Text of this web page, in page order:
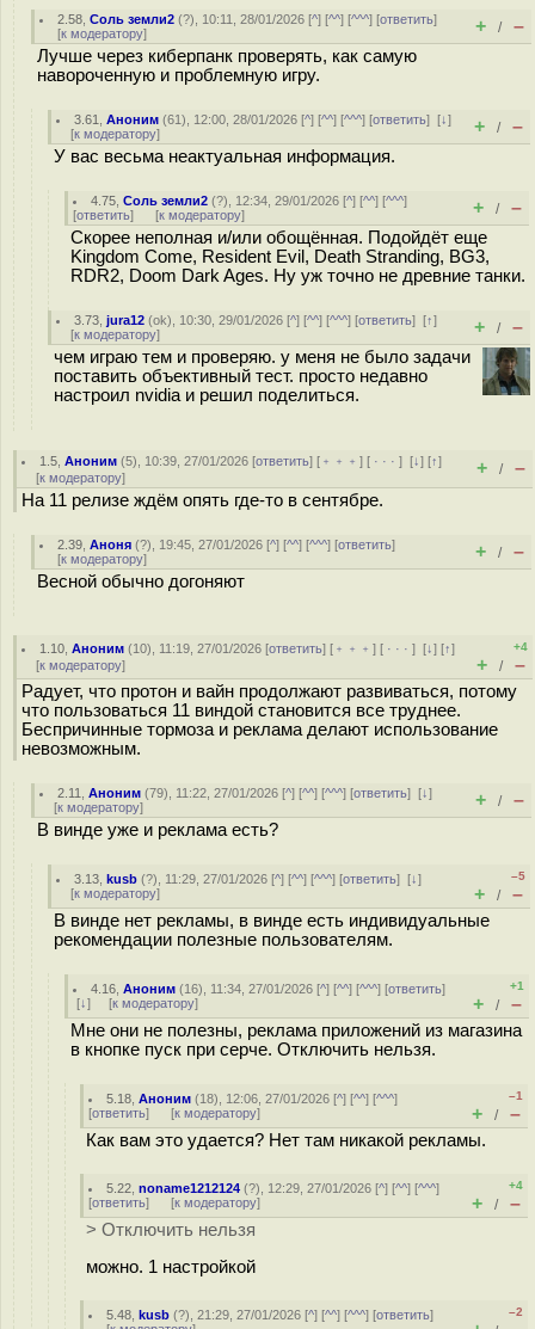
2.58 ,Соль земли2 (?), 10:11, 28/01/2026 [^] [^^] [^^^] [ответить]
[к модератору] + / –
Лучше через киберпанк проверять, как самую
навороченную и проблемную игру.
3.61 ,Аноним (61), 12:00, 28/01/2026 [^] [^^] [^^^] [ответить][↓]
[к модератору] + / –
У вас весьма неактуальная информация.
4.75 ,Соль земли2 (?), 12:34, 29/01/2026 [^] [^^] [^^^]
[ответить] [к модератору] + / –
Скорее неполная и/или обощённая. Подойдёт еще
Kingdom Come, Resident Evil, Death Stranding, BG3,
RDR2, Doom Dark Ages. Ну уж точно не древние танки.
3.73 ,jura12 (ok), 10:30, 29/01/2026 [^] [^^] [^^^] [ответить][↑]
[к модератору] + / –
чем играю тем и проверяю. у меня не было задачи
поставить объективный тест. просто недавно
настроил nvidia и решил поделиться.
1.5 ,Аноним (5), 10:39, 27/01/2026 [ответить] [ ﹢﹢﹢] [ · · ·][↓] [↑]
[к модератору] + / –
На 11 релизе ждём опять где-то в сентябре.
2.39 ,Аноня (?), 19:45, 27/01/2026 [^] [^^] [^^^] [ответить]
[к модератору] + / –
Весной обычно догоняют
1.10 ,Аноним (10), 11:19, 27/01/2026 [ответить] [ ﹢﹢﹢] [ · · ·][↓] [↑]
[к модератору]
+4
+ / –
Радует, что протон и вайн продолжают развиваться, потому
что пользоваться 11 виндой становится все труднее.
Беспричинные тормоза и реклама делают использование
невозможным.
2.11 ,Аноним (79), 11:22, 27/01/2026 [^] [^^] [^^^] [ответить][↓]
[к модератору] + / –
В винде уже и реклама есть?
3.13 ,kusb (?), 11:29, 27/01/2026 [^] [^^] [^^^] [ответить][↓]
[к модератору]
–5
+ / –
В винде нет рекламы, в винде есть индивидуальные
рекомендации полезные пользователям.
4.16 ,Аноним (16), 11:34, 27/01/2026 [^] [^^] [^^^] [ответить]
[↓] [к модератору]
+1
+ / –
Мне они не полезны, реклама приложений из магазина
в кнопке пуск при серче. Отключить нельзя.
5.18 ,Аноним (18), 12:06, 27/01/2026 [^] [^^] [^^^]
[ответить] [к модератору]
–1
+ / –
Как вам это удается? Нет там никакой рекламы.
5.22 ,noname1212124 (?), 12:29, 27/01/2026 [^] [^^] [^^^]
[ответить] [к модератору]
+4
+ / –
> Отключить нельзя
можно. 1 настройкой
5.48 ,kusb (?), 21:29, 27/01/2026 [^] [^^] [^^^] [ответить]
–2